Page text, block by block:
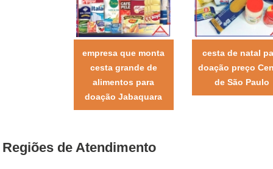
empresa que monta
cesta grande de
alimentos para
doação Jabaquara
cesta de natal
doação preço
de São Paulo
Regiões de Atendimento